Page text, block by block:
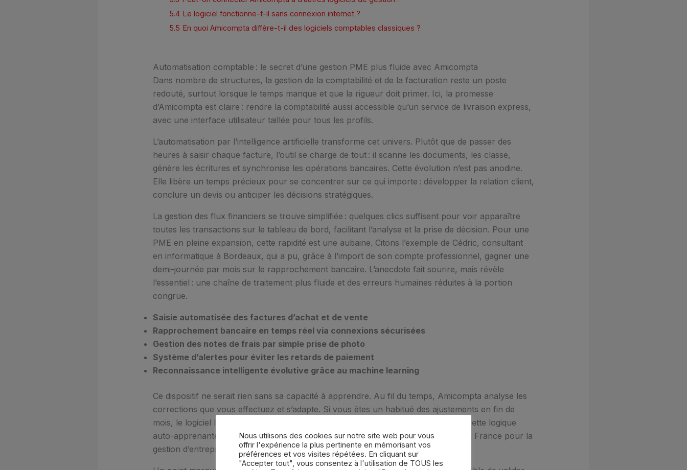
5.4 Le logiciel fonctionne-t-il sans connexion internet ?
5.5 En quoi Amicompta diffère-t-il des logiciels comptables classiques ?
Automatisation comptable : le secret d’une gestion PME plus fluide avec Amicompta
Dans nombre de structures, la gestion de la comptabilité et de la facturation reste un poste
redouté, surtout lorsque le temps manque et que la rigueur doit primer. Ici, la promesse
d’Amicompta est claire : rendre la comptabilité aussi accessible qu’un service de livraison express,
avec une interface utilisateur taillée pour tous les profils.
L’automatisation par l’intelligence artificielle transforme cet univers. Plutôt que de passer des
heures à saisir chaque facture, l’outil se charge de tout : il scanne les documents, les classe,
génère les écritures et synchronise les opérations bancaires. Cette évolution n’est pas anodine.
Elle libère un temps précieux pour se concentrer sur ce qui importe : développer la relation client,
conclure un devis ou anticiper les décisions stratégiques.
La gestion des flux financiers se trouve simplifiée : quelques clics suffisent pour voir apparaître
toutes les transactions sur le tableau de bord, facilitant l’analyse et la prise de décision. Pour une
PME en pleine expansion, cette rapidité est une aubaine. Citons l’exemple de Cédric, consultant
en informatique à Bordeaux, qui a pu, grâce à l’import de son compte professionnel, gagner une
demi-journée par mois sur le rapprochement bancaire. L’anecdote fait sourire, mais révèle
l’essentiel : une chaîne de traitement plus fluide et des erreurs humaines réduites à la portion
congrue.
Saisie automatisée des factures d’achat et de vente
Rapprochement bancaire en temps réel via connexions sécurisées
Gestion des notes de frais par simple prise de photo
Système d’alertes pour éviter les retards de paiement
Reconnaissance intelligente évolutive grâce au machine learning
Ce dispositif ne serait rien sans sa capacité à apprendre. Au fil du temps, Amicompta analyse les
corrections que vous effectuez et s’adapte. Si vous êtes un habitué des ajustements en fin de
mois, le logiciel les anticipe, vous évitant de répéter des modifications identiques. Cette logique
auto-apprenante s’apparente à celle employée par d’autres solutions de pointe en France pour la
gestion d’entreprise, détaillées surcette page.
Nous utilisons des cookies sur notre site web pour vous
offrir l'expérience la plus pertinente en mémorisant vos
préférences et vos visites répétées. En cliquant sur
"Accepter tout", vous consentez à l'utilisation de TOUS les